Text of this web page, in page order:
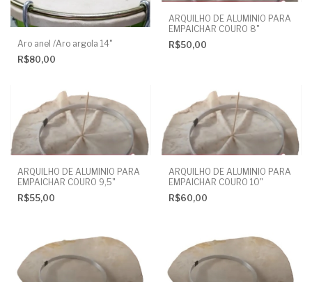
Aro anel /Aro argola 14"
R$80,00
ARQUILHO DE ALUMINIO PARA
EMPAICHAR COURO 8"
R$50,00
ARQUILHO DE ALUMINIO PARA
EMPAICHAR COURO 9,5"
R$55,00
ARQUILHO DE ALUMINIO PARA
EMPAICHAR COURO 10"
R$60,00